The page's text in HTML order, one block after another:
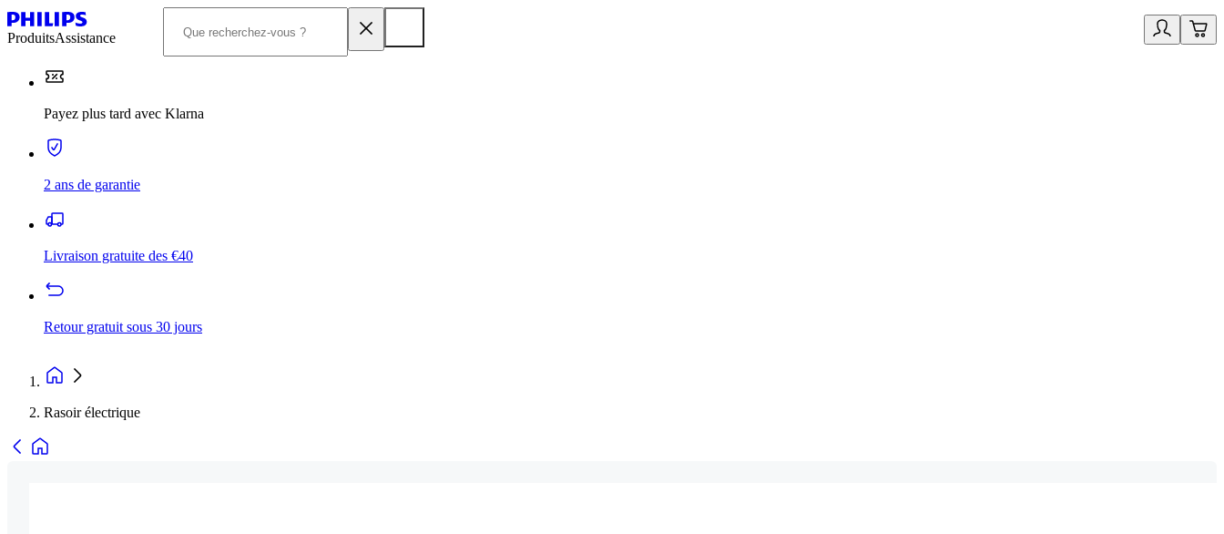
ProduitsAssistance
Payez plus tard avec Klarna
2 ans de garantie
Livraison gratuite des €40
Retour gratuit sous 30 jours
Rasoir électrique